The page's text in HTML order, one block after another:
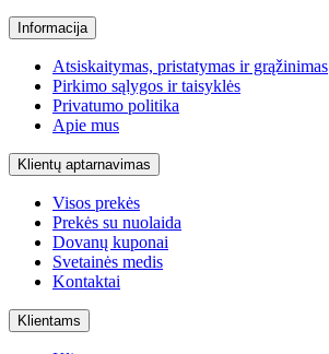
Informacija
Atsiskaitymas, pristatymas ir grąžinimas
Pirkimo sąlygos ir taisyklės
Privatumo politika
Apie mus
Klientų aptarnavimas
Visos prekės
Prekės su nuolaida
Dovanų kuponai
Svetainės medis
Kontaktai
Klientams